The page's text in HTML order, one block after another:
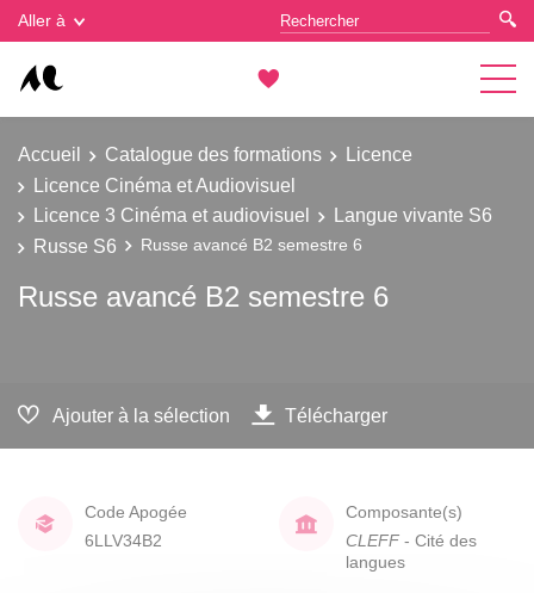
Aller à
Accueil Catalogue des formations
Licence
Licence Cinéma et Audiovisuel
Licence 3 Cinéma et audiovisuel
Langue vivante S6
Russe S6
Russe avancé B2 semestre 6
Russe avancé B2 semestre 6
Ajouter à la sélection Télécharger
Code Apogée
6LLV34B2
Composante(s)
CLEFF - Cité des
langues
Gestion des cookies